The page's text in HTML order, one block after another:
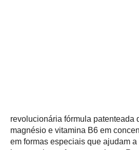
revolucionária fórmula patenteada
magnésio e vitamina B6 em
em formas especiais que ajudam